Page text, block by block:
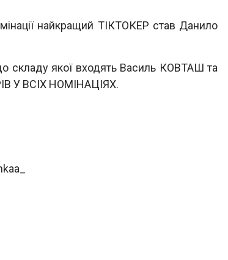
найкращий ТІКТОКЕР став Данило
якої входять Василь КОВТАШ та
У ВСІХ НОМІНАЦІЯХ.